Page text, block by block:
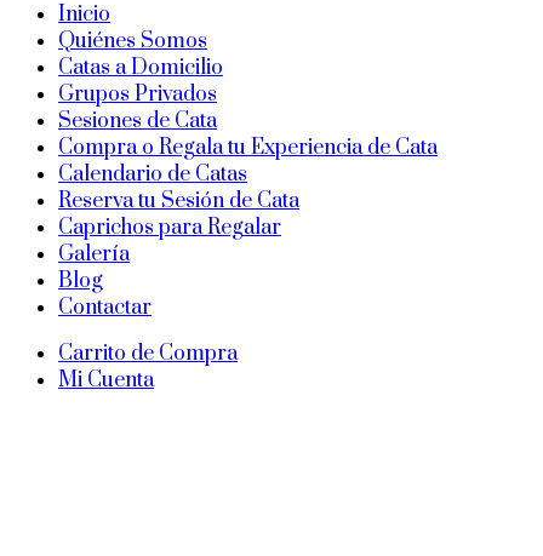
Inicio
Quiénes Somos
Catas a Domicilio
Grupos Privados
Sesiones de Cata
Compra o Regala tu Experiencia de Cata
Calendario de Catas
Reserva tu Sesión de Cata
Caprichos para Regalar
Galería
Blog
Contactar
Carrito de Compra
Mi Cuenta